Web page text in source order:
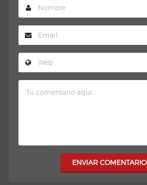
ENVIAR COMENTARIO